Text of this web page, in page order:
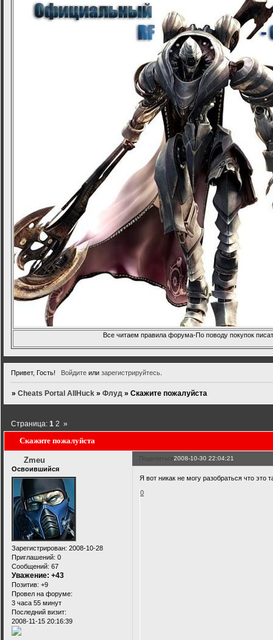
Все читаем правила форума-По поводу покупок
Привет, Гость! Войдитеили зарегистрируйтесь.
»Cheats Portal AllHuck »Флуд »Скажите пожалуйста
Скажите пожалуйста
Страница:1 2 »
Поделиться2008-10-30 22:04:21
Zmeu
Освоившийся
Зарегистрирован: 2008-10-28
Приглашений: 0
Сообщений: 67
Уважение: +43
Позитив: +9
Провел на форуме:
3 часа 55 минут
Последний визит:
2008-11-15 20:16:39
Я вот никак не могу разобраться что это
0